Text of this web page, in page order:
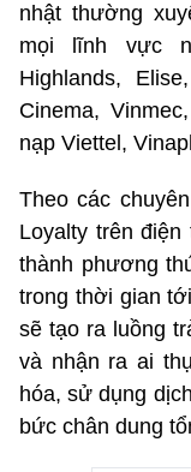
nhật thường
mọi lĩnh vực
Highlands,
Cinema,
nạp Viettel,
Theo các
Loyalty trên
thành phương
trong thời gian
sẽ tạo ra luồng
và nhận ra ai
hóa, sử dụng
bức chân dung